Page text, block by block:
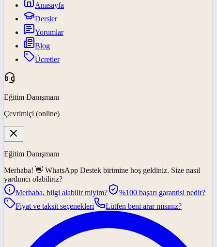
Anasayfa
Dersler
Yorumlar
Blog
Ücretler
Eğitim Danışmanı
Çevrimiçi (online)
Eğitim Danışmanı
Merhaba! 👋 WhatsApp Destek birimine hoş geldiniz. Size nasıl
yardımcı olabiliriz?
Merhaba, bilgi alabilir miyim?
%100 başarı garantisi nedir?
Fiyat ve taksit seçenekleri
Lütfen beni arar mısınız?